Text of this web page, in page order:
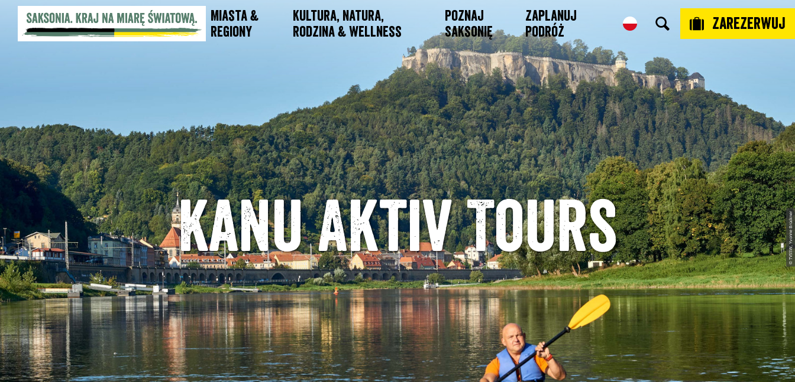
Miasta &
Regiony
Kultura, Natura,
Rodzina & Wellness
Poznaj
Saksonię
Zaplanuj
podróż
Zarezerwuj
© TVSSW, Yvonne Brückner
Kanu Aktiv Tours